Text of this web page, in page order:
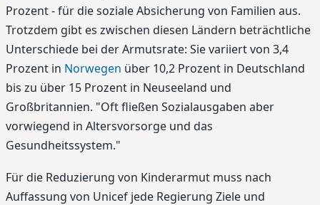
Prozent - für die soziale Absicherung von Familien aus.
Trotzdem gibt es zwischen diesen Ländern beträchtliche
Unterschiede bei der Armutsrate: Sie variiert von 3,4
Prozent in Norwegen über 10,2 Prozent in Deutschland
bis zu über 15 Prozent in Neuseeland und
Großbritannien. "Oft fließen Sozialausgaben aber
vorwiegend in Altersvorsorge und das
Gesundheitssystem."
Für die Reduzierung von Kinderarmut muss nach
Auffassung von Unicef jede Regierung Ziele und